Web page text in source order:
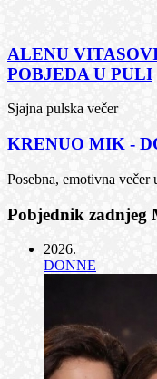
ALENU
POBJEDA U PULI
Sjajna pulska večer
KRENUO MIK -
Posebna, emotivna večer
Pobjednik zadnjeg
2026.
DONNE